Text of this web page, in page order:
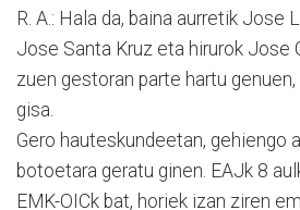
R. A.: Hala da, baina aurretik Jose
Jose Santa Kruz eta hirurok Jose
zuen gestoran parte hartu
gisa.
Gero hauteskundeetan, gehiengo
botoetara geratu ginen. EAJk 8
EMK-OICk bat, horiek izan ziren